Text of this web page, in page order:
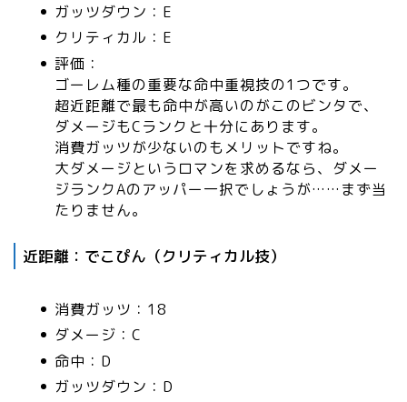
ガッツダウン：E
クリティカル：E
評価：
ゴーレム種の重要な命中重視技の1つです。
超近距離で最も命中が高いのがこのビンタで、
ダメージもCランクと十分にあります。
消費ガッツが少ないのもメリットですね。
大ダメージというロマンを求めるなら、ダメー
ジランクAのアッパー一択でしょうが……まず当
たりません。
近距離：でこぴん（クリティカル技）
消費ガッツ：18
ダメージ：C
命中：D
ガッツダウン：D